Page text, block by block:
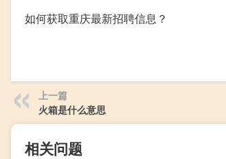
如何获取重庆最新招聘信息？
上一篇
火箱是什么意思
相关问题